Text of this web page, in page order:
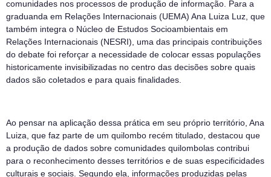
comunidades nos processos de produção de informação. Para a
graduanda em Relações Internacionais (UEMA) Ana Luiza Luz, que
também integra o Núcleo de Estudos Socioambientais em
Relações Internacionais (NESRI), uma das principais contribuições
do debate foi reforçar a necessidade de colocar essas populações
historicamente invisibilizadas no centro das decisões sobre quais
dados são coletados e para quais finalidades.
Ao pensar na aplicação dessa prática em seu próprio território, Ana
Luiza, que faz parte de um quilombo recém titulado, destacou que
a produção de dados sobre comunidades quilombolas contribui
para o reconhecimento desses territórios e de suas especificidades
culturais e sociais. Segundo ela, informações produzidas pelas